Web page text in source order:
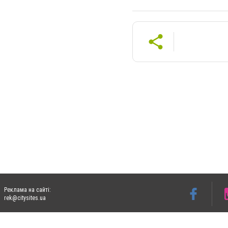
Реклама на сайті:
rek@citysites.ua